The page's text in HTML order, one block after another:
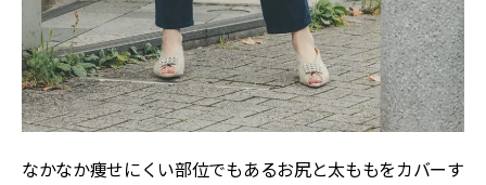
なかなか痩せにくい部位でもあるお尻と太ももをカバーす